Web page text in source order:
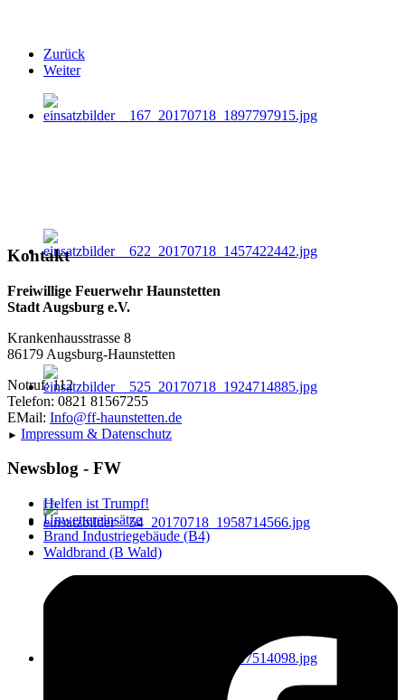
Zurück
Weiter
Kontakt
Freiwillige Feuerwehr Haunstetten
Stadt Augsburg e.V.
Krankenhausstrasse 8
86179 Augsburg-Haunstetten
Notruf: 112
Telefon: 0821 81567255
EMail: Info@ff-haunstetten.de
► Impressum & Datenschutz
Newsblog - FW
Helfen ist Trumpf!
Unwettereinsätze
Brand Industriegebäude (B4)
Waldbrand (B Wald)